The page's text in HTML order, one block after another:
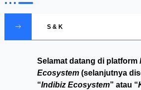
S & K
Selamat datang di platform
Ecosystem (selanjutnya
“Indibiz Ecosystem” atau “